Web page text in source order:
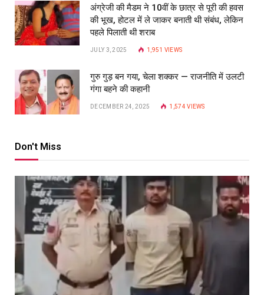
अंग्रेजी की मैडम ने 10वीं के छात्र से पूरी की हवस
की भूख, होटल में ले जाकर बनाती थी संबंध, लेकिन
पहले पिलाती थी शराब
JULY 3, 2025 1,951 VIEWS
गुरु गुड़ बन गया, चेला शक्कर — राजनीति में उलटी
गंगा बहने की कहानी
DECEMBER 24, 2025 1,574VIEWS
Don't Miss